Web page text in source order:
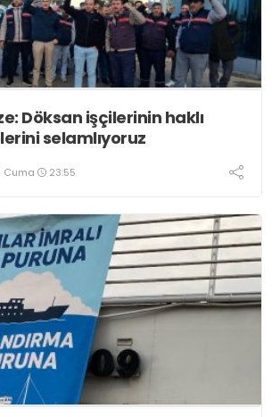
Döksan işçilerinin haklı
selamlıyoruz
Cuma 23:55